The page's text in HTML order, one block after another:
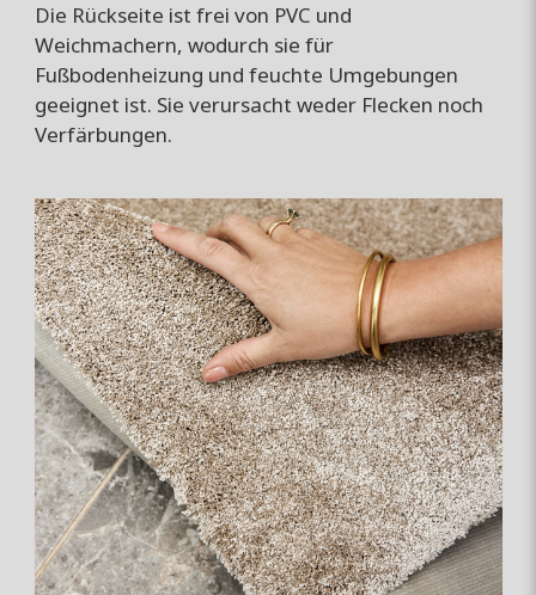
Die Rückseite ist frei von PVC und
Weichmachern, wodurch sie für
Fußbodenheizung und feuchte Umgebungen
geeignet ist. Sie verursacht weder Flecken noch
Verfärbungen.